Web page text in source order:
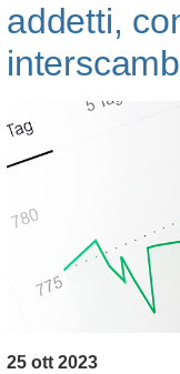
addetti,
25 ott 2023